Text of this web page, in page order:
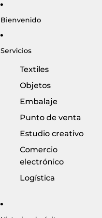
Bienvenido
Servicios
Textiles
Objetos
Embalaje
Punto de venta
Estudio creativo
Comercio
electrónico
Logística